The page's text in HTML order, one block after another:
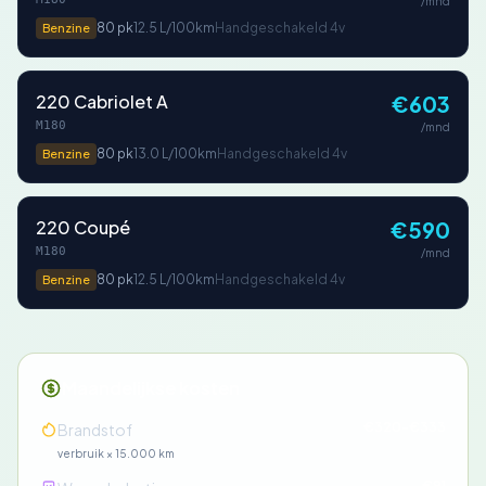
Benzine 80 pk12.5 L/100km Handgeschakeld 4v
220 Cabriolet A
M180
Benzine 80 pk13.0 L/100km Handgeschakeld 4v
€603
/mnd
220 Coupé
M180
Benzine 80 pk12.5 L/100km Handgeschakeld 4v
€590
/mnd
Brandstof
verbruik × 15.000 km